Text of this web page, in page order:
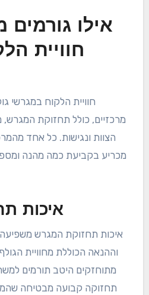
אילו
חוויית
חוויית הלקוח במגרשי
מרכזיים, כולל תחזוקת המגרש,
הצוות ונגישות. כל אחד
מכריע בקביעת כמה מהנה
איכות
איכות תחזוקת המגרש
וההנאה הכוללת מחוויית
מתוחזקים היטב תורמים
תחזוקה קבועה מבטיחה